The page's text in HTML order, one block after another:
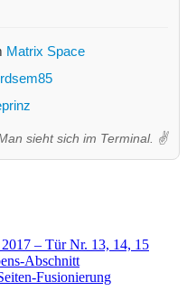
Matrix Space
sieht sich im Terminal. ✌️
– Tür Nr. 13, 14, 15
Abschnitt
Fusionierung